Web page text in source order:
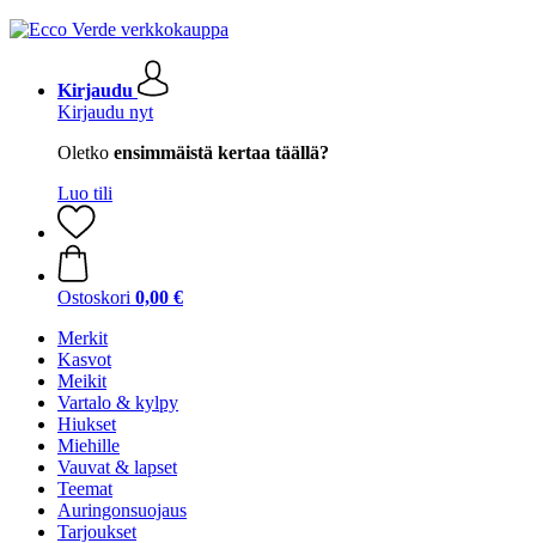
Kirjaudu
Kirjaudu nyt
Oletko ensimmäistä kertaa täällä?
Luo tili
Ostoskori 0,00 €
Merkit
Kasvot
Meikit
Vartalo & kylpy
Hiukset
Miehille
Vauvat & lapset
Teemat
Auringonsuojaus
Tarjoukset